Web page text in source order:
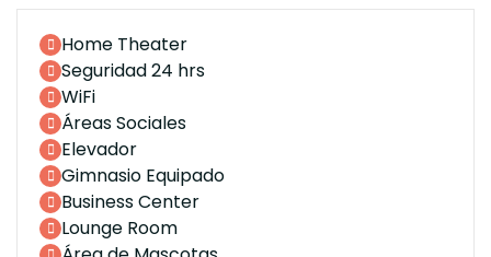
Home Theater
Seguridad 24 hrs
WiFi
Áreas Sociales
Elevador
Gimnasio Equipado
Business Center
Lounge Room